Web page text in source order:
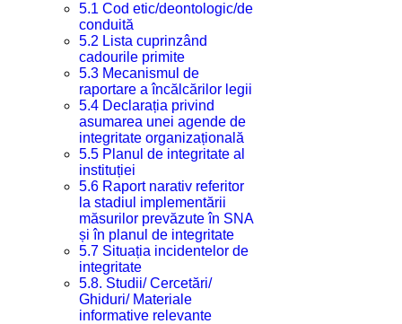
5.1 Cod etic/deontologic/de
conduită
5.2 Lista cuprinzând
cadourile primite
5.3 Mecanismul de
raportare a încălcărilor legii
5.4 Declarația privind
asumarea unei agende de
integritate organizațională
5.5 Planul de integritate al
instituției
5.6 Raport narativ referitor
la stadiul implementării
măsurilor prevăzute în SNA
și în planul de integritate
5.7 Situația incidentelor de
integritate
5.8. Studii/ Cercetări/
Ghiduri/ Materiale
informative relevante